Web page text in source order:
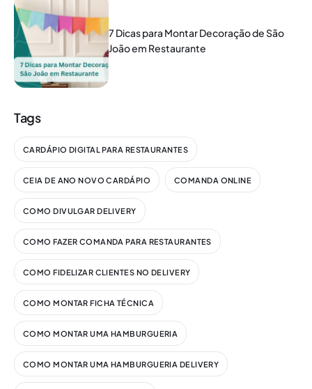
7 Dicas para Montar Decoração de São
João em Restaurante
Tags
CARDÁPIO DIGITAL PARA RESTAURANTES
CEIA DE ANO NOVO CARDÁPIO COMANDA ONLINE
COMO DIVULGAR DELIVERY
COMO FAZER COMANDA PARA RESTAURANTES
COMO FIDELIZAR CLIENTES NO DELIVERY
COMO MONTAR FICHA TÉCNICA
COMO MONTAR UMA HAMBURGUERIA
COMO MONTAR UMA HAMBURGUERIA DELIVERY